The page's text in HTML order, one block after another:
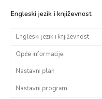
Engleski jezik i književnost
Engleski jezik i književnost
Opće informacije
Nastavni plan
Nastavni program